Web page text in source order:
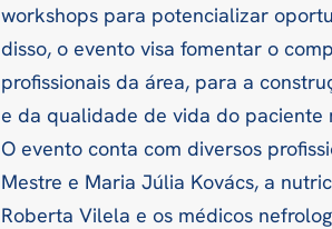
workshops para potencializar
disso, o evento visa fomentar o
profissionais da área, para a
e da qualidade de vida do paciente
O evento conta com diversos
Mestre e Maria Júlia Kovács, a
Roberta Vilela e os médicos